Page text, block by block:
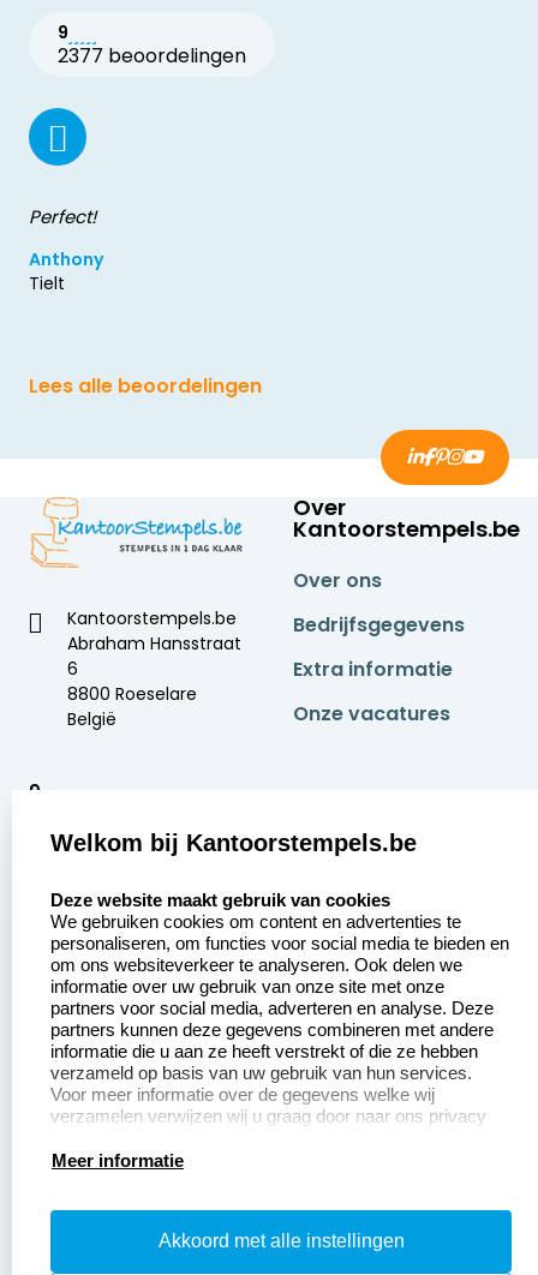
9
2377 beoordelingen
Perfect!
Anthony
Tielt
Lees alle beoordelingen
Kantoorstempels.be
Abraham Hansstraat
6
8800 Roeselare
België
9
Over
Kantoorstempels.be
Over ons
Bedrijfsgegevens
Extra informatie
Onze vacatures
Aanvraag op maat
Betaling &
Verzending
Wederverkoper
worden
Contact opnemen
Veel gestelde vragen
Retourneren
Herroepingsrecht
Productinformatie:
Instructiepagina
Welkom bij Kantoorstempels.be
Deze website maakt gebruik van cookies
We gebruiken cookies om content en advertenties te
personaliseren, om functies voor social media te bieden en
om ons websiteverkeer te analyseren. Ook delen we
informatie over uw gebruik van onze site met onze
partners voor social media, adverteren en analyse. Deze
partners kunnen deze gegevens combineren met andere
informatie die u aan ze heeft verstrekt of die ze hebben
verzameld op basis van uw gebruik van hun services.
Voor meer informatie over de gegevens welke wij
verzamelen verwijzen wij u graag door naar ons privacy
Meer informatie
Akkoord met alle instellingen